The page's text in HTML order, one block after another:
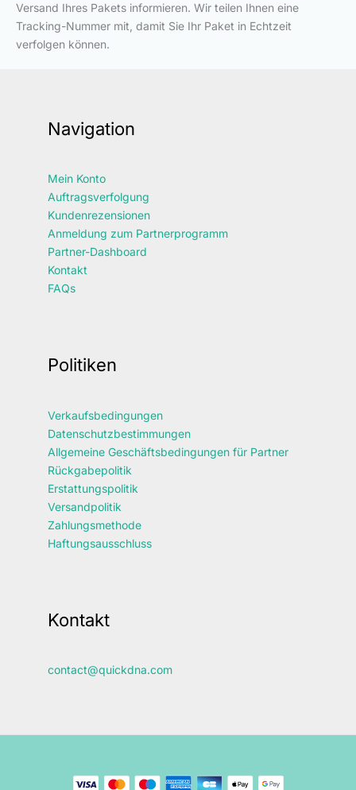
Versand Ihres Pakets informieren. Wir teilen Ihnen eine
Tracking-Nummer mit, damit Sie Ihr Paket in Echtzeit
verfolgen können.
Navigation
Mein Konto
Auftragsverfolgung
Kundenrezensionen
Anmeldung zum Partnerprogramm
Partner-Dashboard
Kontakt
FAQs
Politiken
Verkaufsbedingungen
Datenschutzbestimmungen
Allgemeine Geschäftsbedingungen für Partner
Rückgabepolitik
Erstattungspolitik
Versandpolitik
Zahlungsmethode
Haftungsausschluss
Kontakt
contact@quickdna.com